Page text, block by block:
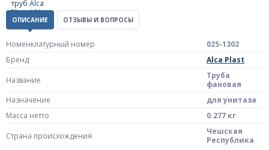
ОПИСАНИЕ ОТЗЫВЫ И ВОПРОСЫ
Номенклатурный номер
025-1302
Бренд
Alca Plast
Название
Труба
фановая
Назначение
для унитаза
Масса нетто
0.277 кг
Страна происхождения
Чешская
Республика